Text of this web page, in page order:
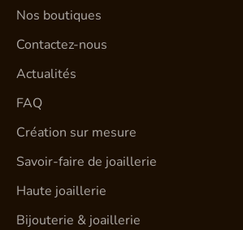
Nos boutiques
Contactez-nous
Actualités
FAQ
Création sur mesure
Savoir-faire de joaillerie
Haute joaillerie
Bijouterie & joaillerie